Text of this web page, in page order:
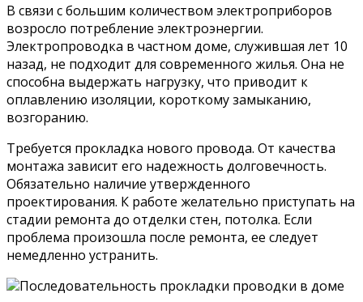
В связи с большим количеством электроприборов
возросло потребление электроэнергии.
Электропроводка в частном доме, служившая лет 10
назад, не подходит для современного жилья. Она не
способна выдержать нагрузку, что приводит к
оплавлению изоляции, короткому замыканию,
возгоранию.
Требуется прокладка нового провода. От качества
монтажа зависит его надежность долговечность.
Обязательно наличие утвержденного
проектирования. К работе желательно приступать на
стадии ремонта до отделки стен, потолка. Если
проблема произошла после ремонта, ее следует
немедленно устранить.
Последовательность прокладки проводки в доме